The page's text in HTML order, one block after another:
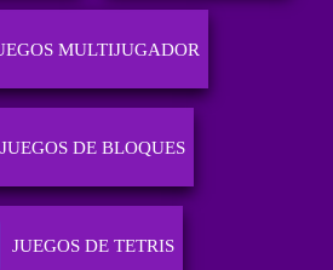
MULTIJUGADOR
JUEGOS DE BLOQUES
JUEGOS DE TETRIS